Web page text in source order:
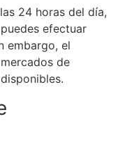
24 horas del día,
efectuar
embargo, el
de